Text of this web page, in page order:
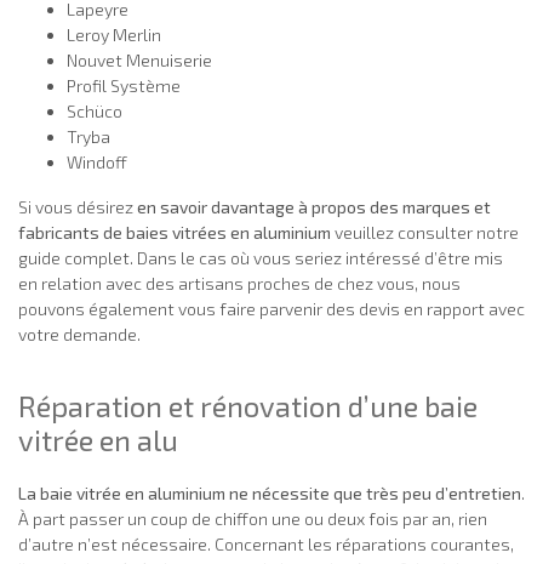
Lapeyre
Leroy Merlin
Nouvet Menuiserie
Profil Système
Schüco
Tryba
Windoff
Si vous désirezen savoir davantage à propos des marques et
fabricants de baies vitrées en aluminium veuillez consulter notre
guide complet. Dans le cas où vous seriez intéressé d’être mis
en relation avec des artisans proches de chez vous, nous
pouvons également vous faire parvenir des devis en rapport avec
votre demande.
Réparation et rénovation d’une baie
vitrée en alu
La baie vitrée en aluminium ne nécessite que très peu d’entretien.
À part passer un coup de chiffon une ou deux fois par an, rien
d’autre n’est nécessaire. Concernant les réparations courantes,